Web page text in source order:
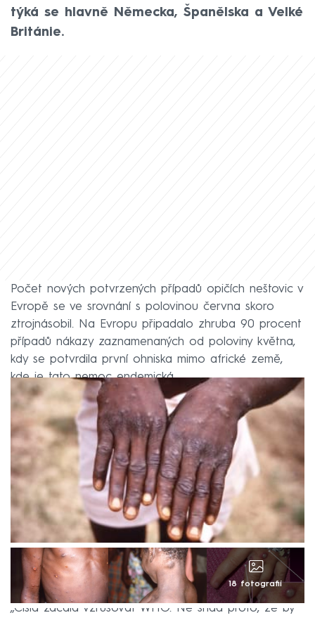
týká se hlavně Německa, Španělska a Velké
Británie.
Počet nových potvrzených případů opičích neštovic v
Evropě se ve srovnání s polovinou června skoro
ztrojnásobil. Na Evropu připadalo zhruba 90 procent
případů nákazy zaznamenaných od poloviny května,
kdy se potvrdila první ohniska mimo africké země,
kde je tato nemoc endemická.
18 fotografií
„Čísla začala vzrušovat WHO. Ne snad proto, že by